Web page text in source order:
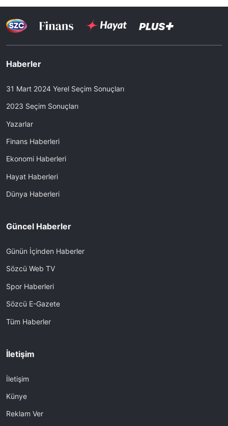
Haberler
31 Mart 2024 Yerel Seçim Sonuçları
2023 Seçim Sonuçları
Yazarlar
Finans Haberleri
Ekonomi Haberleri
Hayat Haberleri
Dünya Haberleri
Güncel Haberler
Günün İçinden Haberler
Sözcü Web TV
Spor Haberleri
Sözcü E-Gazete
Tüm Haberler
İletişim
İletişim
Künye
Reklam Ver